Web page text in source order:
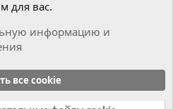
для вас.
информацию и
все cookie